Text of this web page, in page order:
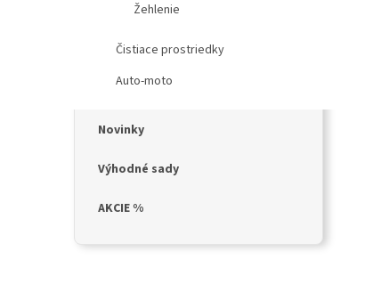
Žehlenie
Čistiace prostriedky
Auto-moto
Novinky
Výhodné sady
AKCIE %